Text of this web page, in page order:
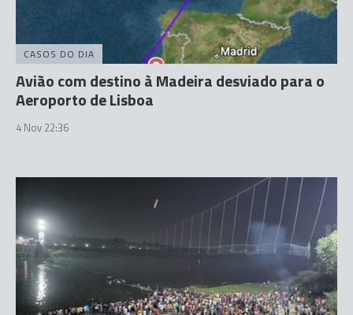
CASOS DO DIA
Avião com destino à Madeira desviado para o
Aeroporto de Lisboa
4 Nov 22:36